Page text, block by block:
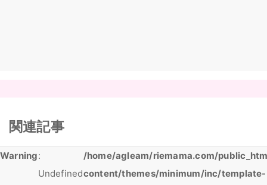
関連記事
Warning:
Undefined
/home/agleam/riemama.com/
content/themes/minimum/inc/template-